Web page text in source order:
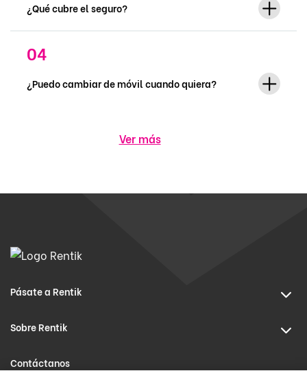
¿Qué cubre el seguro?
¿Puedo cambiar de móvil cuando quiera?
Ver más
Pásate a Rentik
Sobre Rentik
Contáctanos